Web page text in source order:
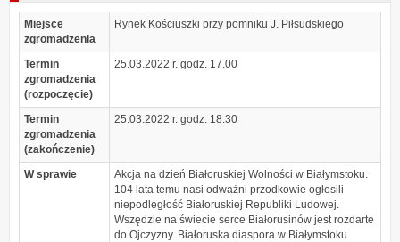
Miejsce
zgromadzenia
Rynek Kościuszki przy pomniku J. Piłsudskiego
Termin
zgromadzenia
(rozpoczęcie)
25.03.2022 r. godz. 17.00
Termin
zgromadzenia
(zakończenie)
25.03.2022 r. godz. 18.30
W sprawie
Akcja na dzień Białoruskiej Wolności w Białymstoku.
104 lata temu nasi odważni przodkowie ogłosili
niepodległość Białoruskiej Republiki Ludowej.
Wszędzie na świecie serce Białorusinów jest rozdarte
do Ojczyzny. Białoruska diaspora w Białymstoku